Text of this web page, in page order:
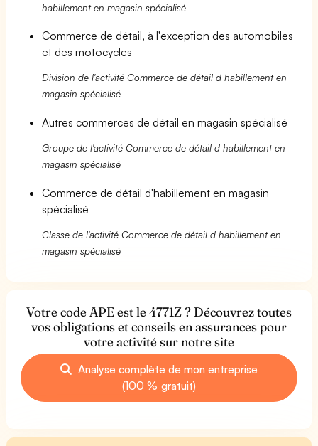
habillement en magasin spécialisé
Commerce de détail, à l'exception des automobiles
et des motocycles
Division de l'activité Commerce de détail d habillement en
magasin spécialisé
Autres commerces de détail en magasin spécialisé
Groupe de l'activité Commerce de détail d habillement en
magasin spécialisé
Commerce de détail d'habillement en magasin
spécialisé
Classe de l'activité Commerce de détail d habillement en
magasin spécialisé
Votre code APE est le 4771Z ? Découvrez toutes
vos obligations et conseils en assurances pour
votre activité sur notre site
Analyse complète de mon entreprise
(100 % gratuit)